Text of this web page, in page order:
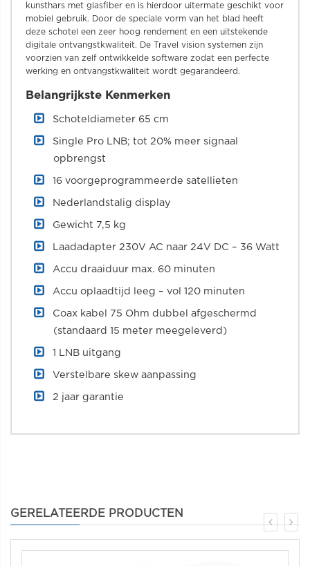
kunsthars met glasfiber en is hierdoor uitermate geschikt voor
mobiel gebruik. Door de speciale vorm van het blad heeft
deze schotel een zeer hoog rendement en een uitstekende
digitale ontvangstkwaliteit. De Travel vision systemen zijn
voorzien van zelf ontwikkelde software zodat een perfecte
werking en ontvangstkwaliteit wordt gegarandeerd.
Belangrijkste Kenmerken
Schoteldiameter 65 cm
Single Pro LNB; tot 20% meer signaal
opbrengst
16 voorgeprogrammeerde satellieten
Nederlandstalig display
Gewicht 7,5 kg
Laadadapter 230V AC naar 24V DC – 36 Watt
Accu draaiduur max. 60 minuten
Accu oplaadtijd leeg – vol 120 minuten
Coax kabel 75 Ohm dubbel afgeschermd
(standaard 15 meter meegeleverd)
1 LNB uitgang
Verstelbare skew aanpassing
2 jaar garantie
GERELATEERDE PRODUCTEN